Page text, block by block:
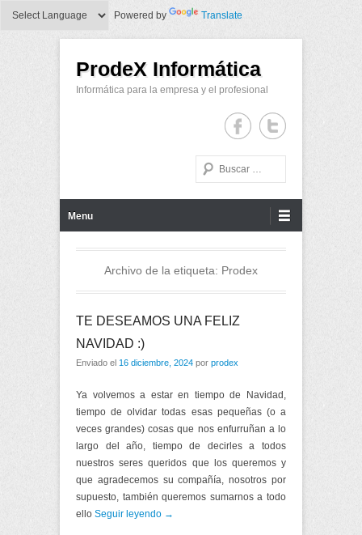
Powered by Translate
ProdeX Informática
Informática para la empresa y el profesional
Buscar
Menu
Archivo de la etiqueta: Prodex
TE DESEAMOS UNA FELIZ
NAVIDAD :)
Enviado el 16 diciembre, 2024 por prodex
Ya volvemos a estar en tiempo de Navidad,
tiempo de olvidar todas esas pequeñas (o a
veces grandes) cosas que nos enfurruñan a lo
largo del año, tiempo de decirles a todos
nuestros seres queridos que los queremos y
que agradecemos su compañía, nosotros por
supuesto, también queremos sumarnos a todo
ello Seguir leyendo →